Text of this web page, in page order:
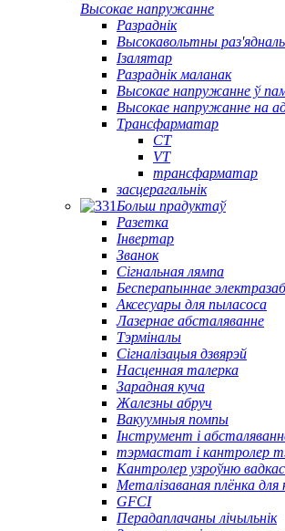
Высокае напружанне
Разраднік
Высокавольтны
Ізалятар
Разраднік маланак
Высокае напружанне ў
Высокае напружанне на
Трансфарматар
CT
VT
трансфарматар
засцерагальнік
Больш прадуктаў
Разетка
Інвертар
Званок
Сігнальная лямпа
Бесперапыннае
Аксесуары для пыласоса
Лазернае абсталяванне
Тэрміналы
Сігналізацыя дзвярэй
Насценная талерка
Зарадная куча
Жалезны абруч
Вакуумныя помпы
Інструмент і
тэрмастат і кантролер
Кантролер узроўню
Металізаваная плёнка
GFCI
Перадаплачаны лічыльнік